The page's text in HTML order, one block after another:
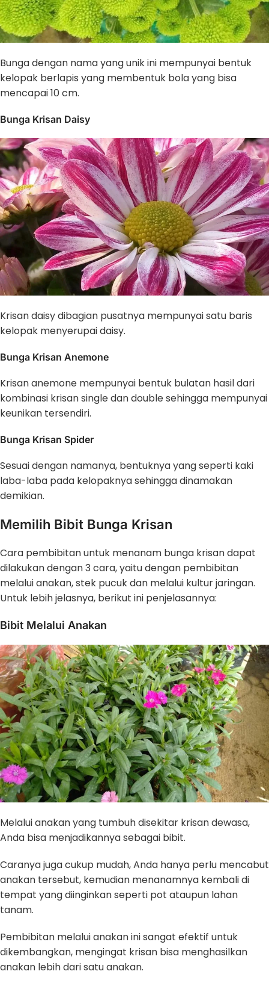
Bunga dengan nama yang unik ini mempunyai bentuk
kelopak berlapis yang membentuk bola yang bisa
mencapai 10 cm.
Bunga Krisan Daisy
Krisan daisy dibagian pusatnya mempunyai satu baris
kelopak menyerupai daisy.
Bunga Krisan Anemone
Krisan anemone mempunyai bentuk bulatan hasil dari
kombinasi krisan single dan double sehingga mempunyai
keunikan tersendiri.
Bunga Krisan Spider
Sesuai dengan namanya, bentuknya yang seperti kaki
laba-laba pada kelopaknya sehingga dinamakan
demikian.
Memilih Bibit Bunga Krisan
Cara pembibitan untuk menanam bunga krisan dapat
dilakukan dengan 3 cara, yaitu dengan pembibitan
melalui anakan, stek pucuk dan melalui kultur jaringan.
Untuk lebih jelasnya, berikut ini penjelasannya:
Bibit Melalui Anakan
Melalui anakan yang tumbuh disekitar krisan dewasa,
Anda bisa menjadikannya sebagai bibit.
Caranya juga cukup mudah, Anda hanya perlu mencabut
anakan tersebut, kemudian menanamnya kembali di
tempat yang diinginkan seperti pot ataupun lahan
tanam.
Pembibitan melalui anakan ini sangat efektif untuk
dikembangkan, mengingat krisan bisa menghasilkan
anakan lebih dari satu anakan.